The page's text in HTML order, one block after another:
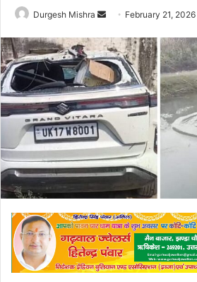
Durgesh Mishra
Send
email
February 21, 2026